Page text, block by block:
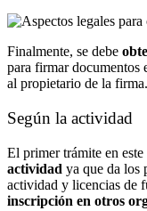
Finalmente, se debe
para firmar documentos
al propietario de la firma.
Según la actividad
El primer trámite en este
actividad ya que da los
actividad y licencias de
inscripción en otros